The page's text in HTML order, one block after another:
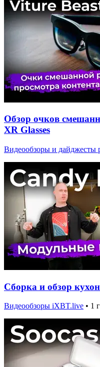
Обзор очков
XR Glasses
Видеообзоры и дайджесты
Сборка и обзор
Видеообзоры iXBT.live • 1